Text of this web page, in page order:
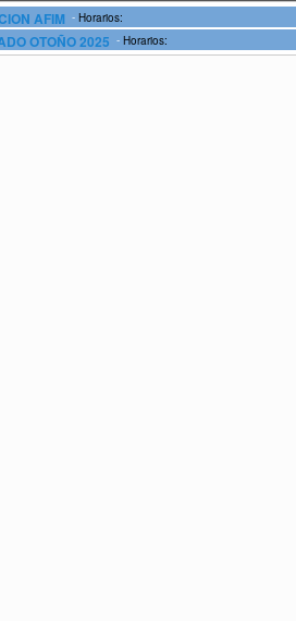
AFIM - Horarios:
OTOÑO 2025 - Horarios: